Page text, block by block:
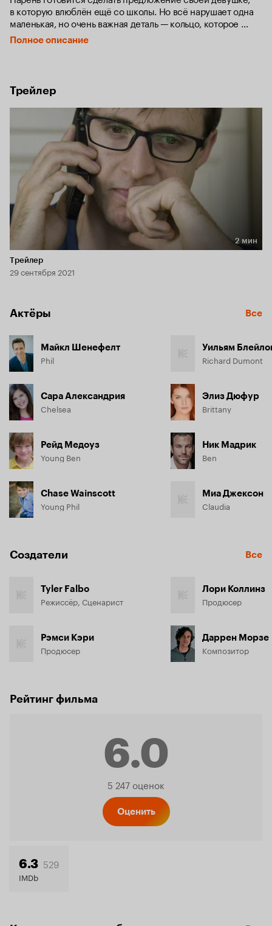
в которую влюблён ещё со школы. Но всё нарушает одна
маленькая, но очень важная деталь — кольцо, которое
он заказал самой надёжной доставкой, до сих пор не
пришло.
Полное описание
Трейлер
Длительность 2 мин
2 мин
Трейлер
29 сентября 2021
Актёры Все
Майкл Шенефелт
Phil
Сара Александрия
Chelsea
Рейд Медоуз
Young Ben
Chase Wainscott
Young Phil
Уильям
Richard Dumont
Элиз Дюфур
Brittany
Ник Мадрик
Ben
Миа Джексон
Claudia
Создатели Все
Tyler Falbo
Режиссёр, Сценарист
Рэмси Кэри
Продюсер
Лори Коллинз
Продюсер
Даррен Морзе
Композитор
Рейтинг фильма
6.0
Рейтинг
5 247 оценок
Оценить
6.3 529
IMDb